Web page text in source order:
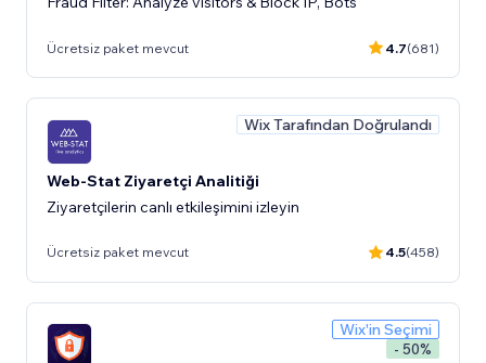
Ücretsiz paket mevcut 4.7(681)
Wix Tarafından Doğrulandı
Web-Stat Ziyaretçi Analitiği
Ziyaretçilerin canlı etkileşimini izleyin
Ücretsiz paket mevcut 4.5(458)
Wix'in Seçimi
- 50%